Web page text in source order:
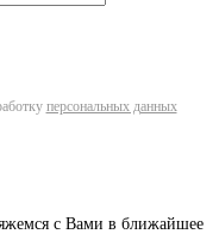
персональных данных
с Вами в ближайшее